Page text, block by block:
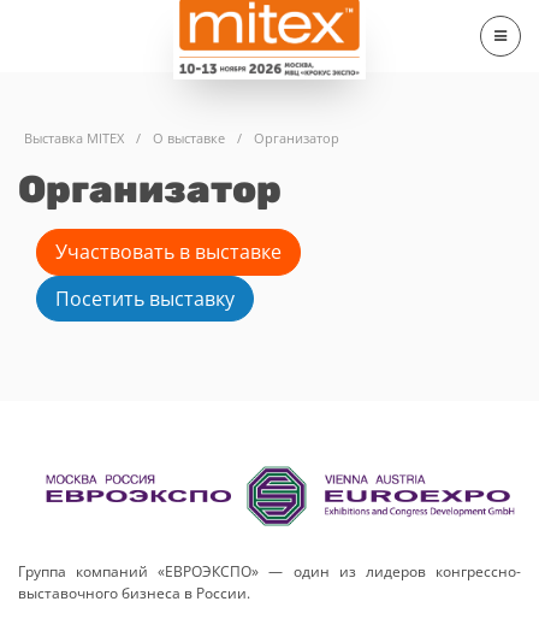
Выставка MITEX / О выставке / Организатор
Организатор
Участвовать в выставке
Посетить выставку
Группа компаний «ЕВРОЭКСПО» — один из лидеров конгрессно-
выставочного бизнеса в России.